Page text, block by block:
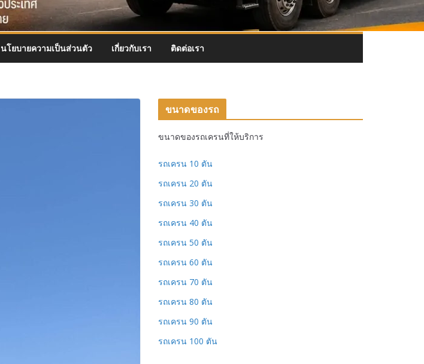
นโยบายความเป็นส่วนตัว เกี่ยวกับเรา ติดต่อเรา
ขนาดของรถ
ขนาดของรถเครนที่ให้บริการ
รถเครน 10 ตัน
รถเครน 20 ตัน
รถเครน 30 ตัน
รถเครน 40 ตัน
รถเครน 50 ตัน
รถเครน 60 ตัน
รถเครน 70 ตัน
รถเครน 80 ตัน
รถเครน 90 ตัน
รถเครน 100 ตัน